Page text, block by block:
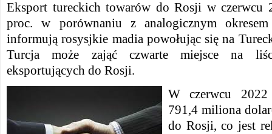
Eksport tureckich towarów do Rosji w czerwcu
proc. w porównaniu z analogicznym
informują rosysjkie madia powołując się na
Turcja może zająć czwarte miejsce na
eksportujących do Rosji.
W czerwcu
791,4 miliona
do Rosji, co jest